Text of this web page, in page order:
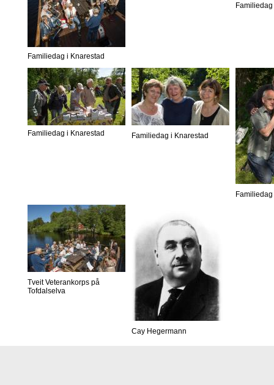
Familiedag i Knarestad
Familiedag i Knarestad Familiedag i Knarestad
Tveit Veterankorps på
Tofdalselva
Cay Hegermann